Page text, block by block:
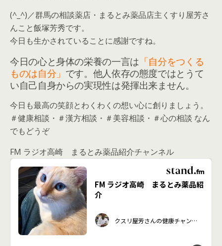
(^_^)／群馬の相談薬店・まるとみ薬品店主くすり屋芳さ
んこと飯塚芳秀です。
今日も生かされていることに感謝ですね。
今日の心と身体の栄養の一言は 「自分をつくる
ものは自分」 です。他人依存の態度ではとうて
い自己自身からの実現性は発揮出来ません。
今日も最高の笑顔とわくわくの想い心に創りましょう。
＃健康相談・＃漢方相談・＃美容相談・＃心の相談 なん
でもどうぞ
FM ラジオ高崎 まるとみ薬品紹介チャンネル